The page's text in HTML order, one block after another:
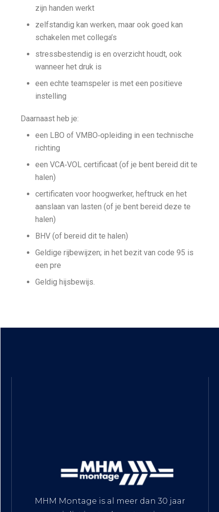
zijn handen werkt
zelfstandig kan werken, maar ook goed kan
schakelen met collega’s
stressbestendig is en overzicht houdt, ook
wanneer het druk is
een echte teamspeler is met een positieve
instelling
Daarnaast heb je:
een LBO of VMBO‑opleiding in een technische
richting
een VCA‑VOL certificaat (of je bent bereid dit te
halen)
certificaten voor hoogwerker, heftruck en het
aanslaan van lasten (of je bent bereid deze te
halen)
BHV (of bereid dit te halen)
Geldige rijbewijzen; in het bezit van code 95 is
een pre
Geldig hijsbewijs.
MHM Montage is al meer dan 30 jaar